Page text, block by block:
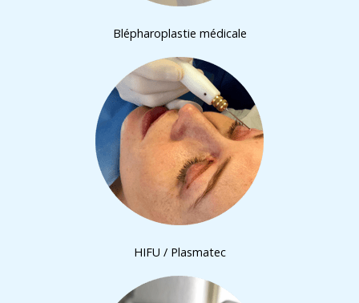
Blépharoplastie médicale
HIFU / Plasmatec